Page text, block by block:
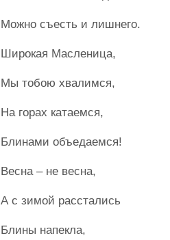
Можно съесть и лишнего.
Широкая Масленица,
Мы тобою хвалимся,
На горах катаемся,
Блинами объедаемся!
Весна – не весна,
А с зимой расстались
Блины напекла,